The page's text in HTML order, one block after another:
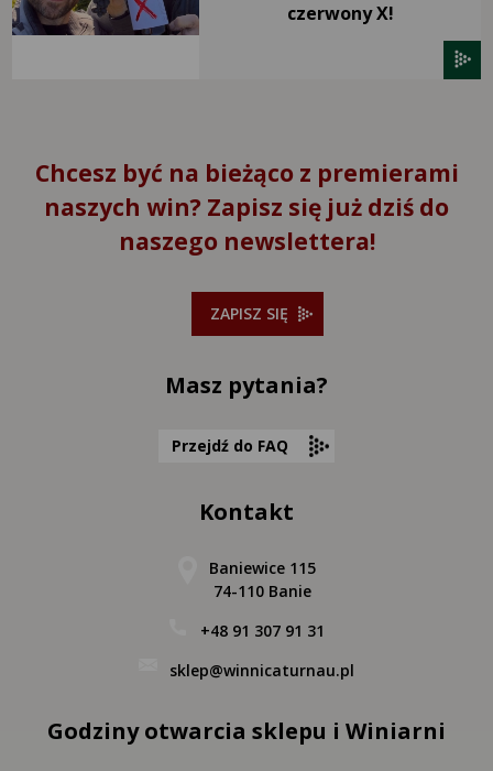
czerwony X!
Chcesz być na bieżąco z premierami
naszych win? Zapisz się już dziś do
naszego newslettera!
ZAPISZ SIĘ
Masz pytania?
Przejdź do FAQ
Kontakt
Baniewice 115
74-110 Banie
+48 91 307 91 31
sklep@winnicaturnau.pl
Godziny otwarcia sklepu i Winiarni